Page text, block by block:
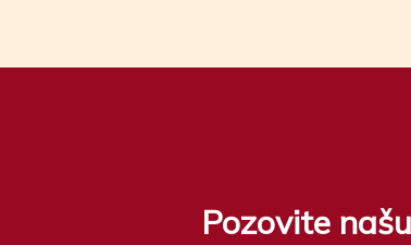
Pozovite